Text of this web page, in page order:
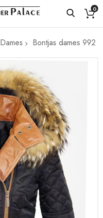
0
Dames Bontjas dames 992